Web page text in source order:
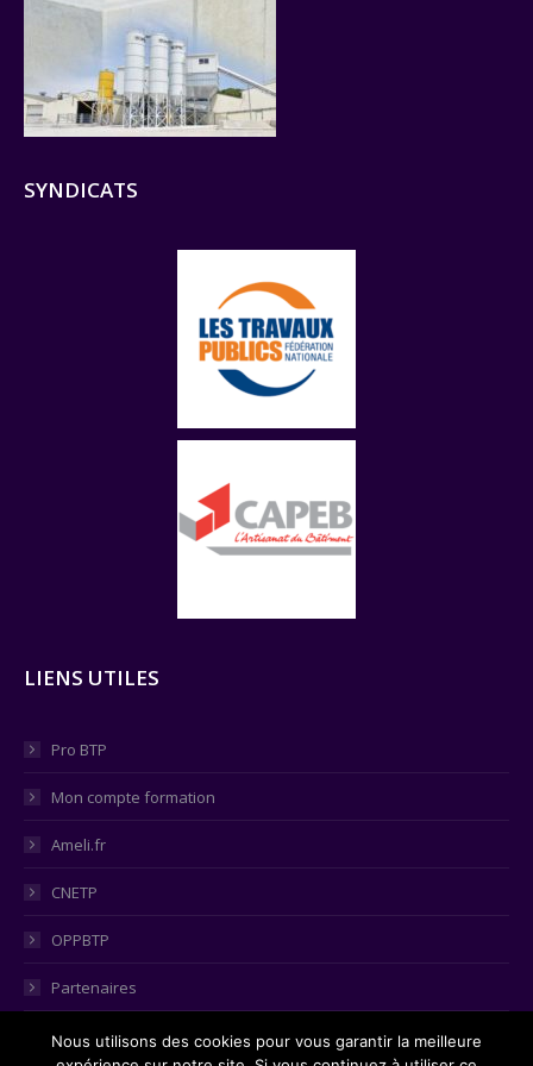
SYNDICATS
LIENS UTILES
Pro BTP
Mon compte formation
Ameli.fr
CNETP
OPPBTP
Partenaires
Consulter le tableau égalité hommes-femmes
Nous utilisons des cookies pour vous garantir la meilleure